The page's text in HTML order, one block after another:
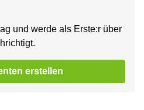
und werde als Erste:r über
erstellen